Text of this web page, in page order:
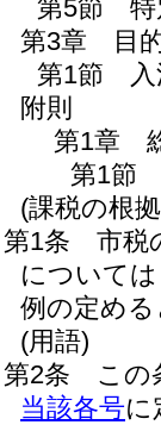
第5節
第3章
目
第1節
附則
第1章
第1節
(課税の根
第1条
市税
について
例の定め
(用語)
第2条
この
当該各号に